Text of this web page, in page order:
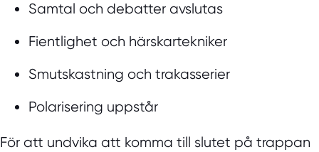
Samtal och debatter avslutas
Fientlighet och härskartekniker
Smutskastning och trakasserier
Polarisering uppstår
För att undvika att komma till slutet på trappan